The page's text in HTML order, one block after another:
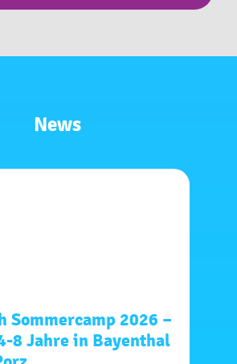
News
Sommercamp 2026 –
8 Jahre in Bayenthal